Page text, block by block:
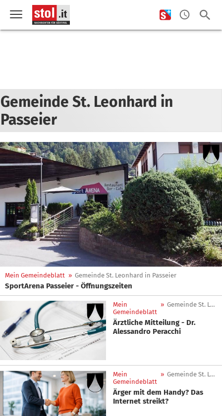
Gemeinde St. Leonhard in
Passeier
Mein Gemeindeblatt » Gemeinde St. Leonhard in Passeier
SportArena Passeier - Öffnungszeiten
Mein
Gemeindeblatt
» Gemeinde St. Leonhard in Passeier
Ärztliche Mitteilung - Dr.
Alessandro Peracchi
Mein
Gemeindeblatt
» Gemeinde St. Leonhard in Passeier
Ärger mit dem Handy? Das
Internet streikt?